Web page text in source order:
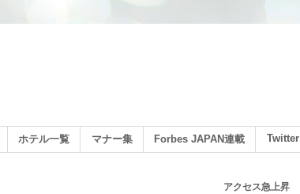
ホテル一覧 マナー集 Forbes JAPAN連載 Twitter
アクセス急上昇